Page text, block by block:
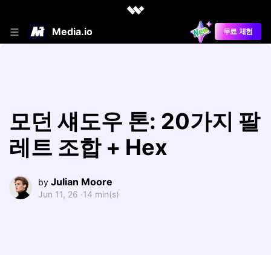
Media.io 무료 체험
모던 섀도우 톤: 20가지 팔
레트 조합 + Hex
by Julian Moore
Jun 11, 26 ·14 min(s)